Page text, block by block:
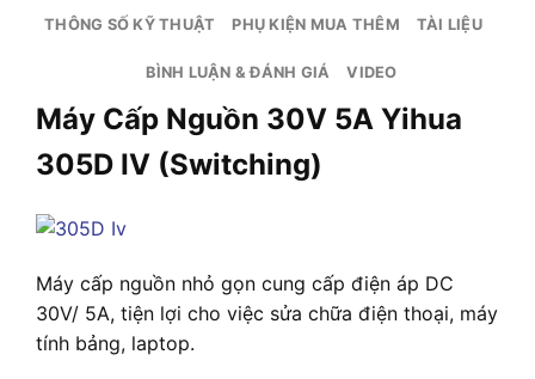
THÔNG SỐ KỸ THUẬT PHỤ KIỆN MUA THÊM TÀI LIỆU
BÌNH LUẬN & ĐÁNH GIÁ VIDEO
Máy Cấp Nguồn 30V 5A Yihua
305D IV (Switching)
Máy cấp nguồn nhỏ gọn cung cấp điện áp DC
30V/ 5A, tiện lợi cho việc sửa chữa điện thoại, máy
tính bảng, laptop.